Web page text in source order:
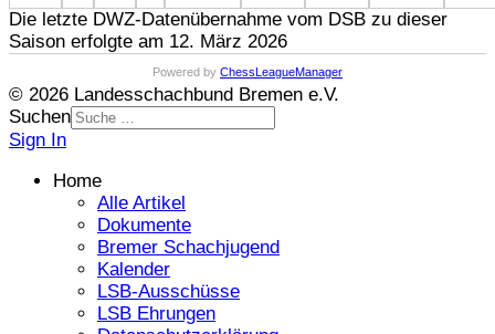
Die letzte DWZ-Datenübernahme vom DSB zu dieser
Saison erfolgte am 12. März 2026
Powered by ChessLeagueManager
© 2026 Landesschachbund Bremen e.V.
Suchen
Sign In
Home
Alle Artikel
Dokumente
Bremer Schachjugend
Kalender
LSB-Ausschüsse
LSB Ehrungen